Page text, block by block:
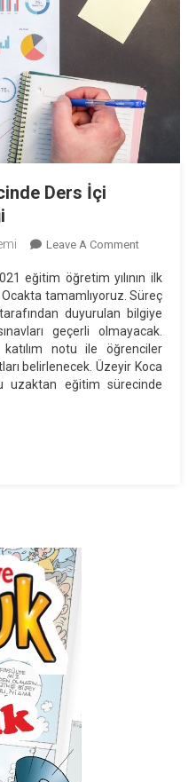
Ders İçi
Leave A CommentOn
Eğitim
Sürecinde
Ders
İçi
Etkinlik
Katılım
eğitim öğretim yılının ilk
tamamlıyoruz. Süreç
duyurulan bilgiye
geçerli olmayacak.
notu ile öğrenciler
belirlenecek. Üzeyir Koca
uzaktan eğitim sürecinde